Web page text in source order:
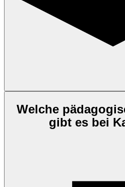
Welche
gibt es bei